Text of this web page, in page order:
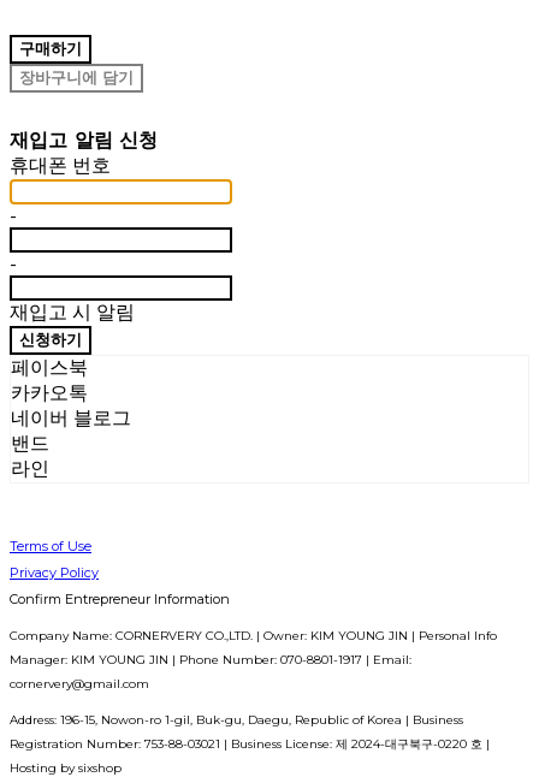
구매하기
장바구니에 담기
재입고 알림 신청
휴대폰 번호
-
-
재입고 시 알림
신청하기
페이스북
카카오톡
네이버 블로그
밴드
라인
Terms of Use
Privacy Policy
Confirm Entrepreneur Information
Company Name: CORNERVERY CO.,LTD. | Owner: KIM YOUNG JIN | Personal Info
Manager: KIM YOUNG JIN | Phone Number: 070-8801-1917 | Email:
cornervery@gmail.com
Address: 196-15, Nowon-ro 1-gil, Buk-gu, Daegu, Republic of Korea | Business
Registration Number: 753-88-03021 | Business License: 제 2024-대구북구-0220 호 |
Hosting by sixshop